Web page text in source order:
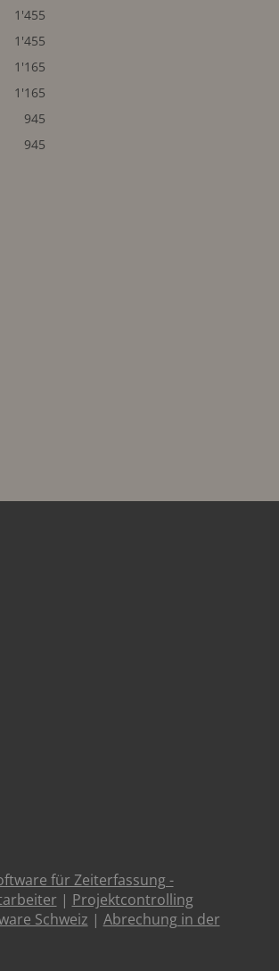
1'455
1'455
1'165
1'165
945
945
für Zeiterfassung -
| Projektcontrolling
Schweiz | Abrechung in der